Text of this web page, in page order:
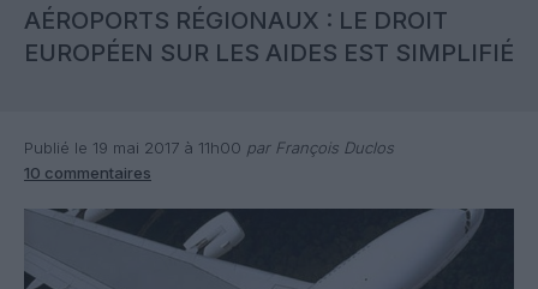
AÉROPORTS RÉGIONAUX : LE DROIT
EUROPÉEN SUR LES AIDES EST SIMPLIFIÉ
Publié le 19 mai 2017 à 11h00 par François Duclos
10 commentaires